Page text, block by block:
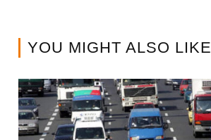
YOU MIGHT ALSO LIKE